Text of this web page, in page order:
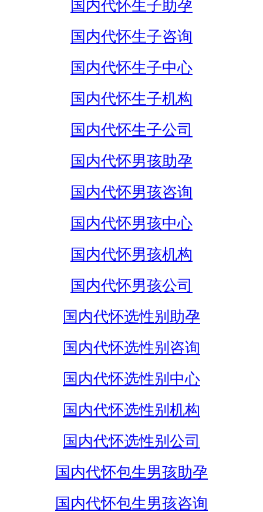
国内代怀生子助孕
国内代怀生子咨询
国内代怀生子中心
国内代怀生子机构
国内代怀生子公司
国内代怀男孩助孕
国内代怀男孩咨询
国内代怀男孩中心
国内代怀男孩机构
国内代怀男孩公司
国内代怀选性别助孕
国内代怀选性别咨询
国内代怀选性别中心
国内代怀选性别机构
国内代怀选性别公司
国内代怀包生男孩助孕
国内代怀包生男孩咨询